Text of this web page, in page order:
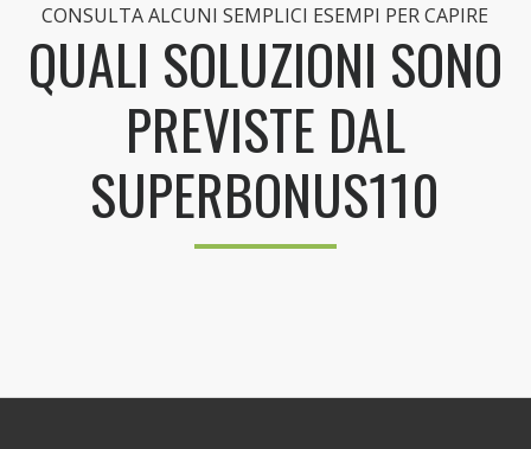
CONSULTA ALCUNI SEMPLICI ESEMPI PER CAPIRE
QUALI SOLUZIONI SONO
PREVISTE DAL
SUPERBONUS110